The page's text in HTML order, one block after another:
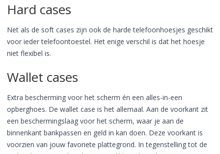
Hard cases
Net als de soft cases zijn ook de harde telefoonhoesjes geschikt
voor ieder telefoontoestel. Het enige verschil is dat het hoesje
niet flexibel is.
Wallet cases
Extra bescherming voor het scherm én een alles-in-een
opberghoes. De wallet case is het allemaal. Aan de voorkant zit
een beschermingslaag voor het scherm, waar je aan de
binnenkant bankpassen en geld in kan doen. Deze voorkant is
voorzien van jouw favoriete plattegrond. In tegenstelling tot de